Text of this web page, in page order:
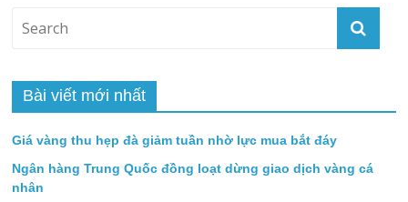
Bài viết mới nhất
Giá vàng thu hẹp đà giảm tuần nhờ lực mua bắt đáy
Ngân hàng Trung Quốc đồng loạt dừng giao dịch vàng cá
nhân